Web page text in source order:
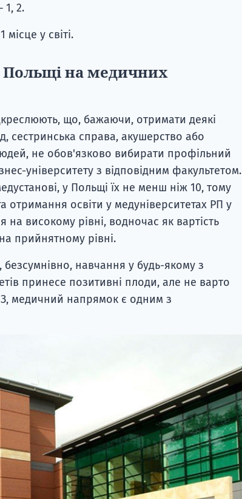
1, 2.
у світі.
Польщі на медичних
що, бажаючи, отримати деякі
сестринська справа, акушерство або
не обов'язково вибирати профільний
університету з відповідним факультетом.
у Польщі їх не менш ніж 10, тому
отримання освіти у медуніверситетах РП у
високому рівні, водночас як вартість
прийнятному рівні.
навчання у будь-якому з
принесе позитивні плоди, але не варто
медичний напрямок є одним з